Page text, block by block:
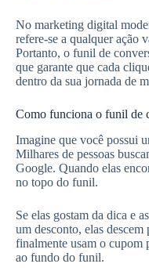
No marketing digital
refere-se a qualquer ação
Portanto, o funil de
que garante que cada
dentro da sua jornada de
Como funciona o funil de
Imagine que você possui
Milhares de pessoas
Google. Quando elas
no topo do funil.
Se elas gostam da dica e
um desconto, elas
finalmente usam o cupom
ao fundo do funil.